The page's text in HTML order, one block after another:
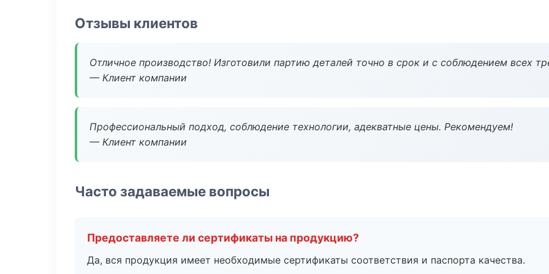
Отзывы клиентов
Отличное производство! Изготовили партию деталей точно в срок и с соблюдением всех
— Клиент компании
Профессиональный подход, соблюдение технологии, адекватные цены. Рекомендуем!
— Клиент компании
Часто задаваемые вопросы
Предоставляете ли сертификаты на продукцию?
Да, вся продукция имеет необходимые сертификаты соответствия и паспорта качества.